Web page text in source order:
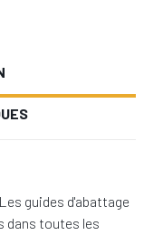
guides d'abattage
dans toutes les